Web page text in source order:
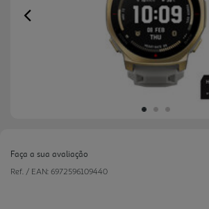
Previous
Faça a sua avaliação
Ref. / EAN: 6972596109440